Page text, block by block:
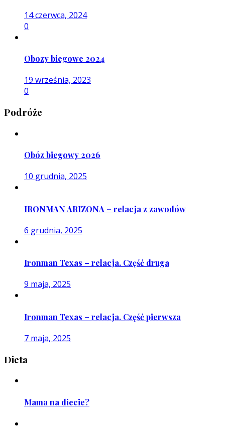
14 czerwca, 2024
0
Obozy biegowe 2024
19 września, 2023
0
Podróże
Obóz biegowy 2026
10 grudnia, 2025
IRONMAN ARIZONA – relacja z zawodów
6 grudnia, 2025
Ironman Texas – relacja. Część druga
9 maja, 2025
Ironman Texas – relacja. Część pierwsza
7 maja, 2025
Dieta
Mama na diecie?